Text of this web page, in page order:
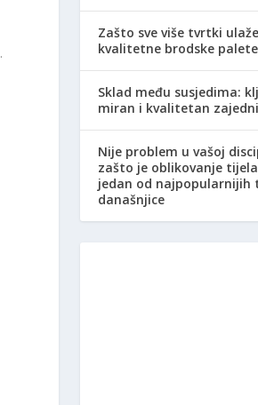
Zašto sve više tvrtki
kvalitetne brodske
Sklad među susjedima:
miran i kvalitetan
Nije problem u vašoj
zašto je oblikovanje
jedan od najpopularnijih
današnjice